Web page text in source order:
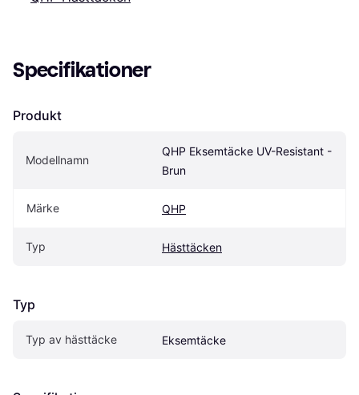
Specifikationer
Produkt
Modellnamn
QHP Eksemtäcke UV-Resistant -
Brun
Märke QHP
Typ Hästtäcken
Typ
Typ av hästtäcke Eksemtäcke